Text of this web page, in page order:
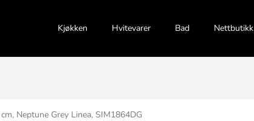
Kjøkken Hvitevarer Bad Nettbutikk
Neptune Grey Linea, SIM1864DG